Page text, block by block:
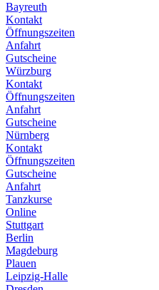
Bayreuth
Kontakt
Öffnungszeiten
Anfahrt
Gutscheine
Würzburg
Kontakt
Öffnungszeiten
Anfahrt
Gutscheine
Nürnberg
Kontakt
Öffnungszeiten
Gutscheine
Anfahrt
Tanzkurse
Online
Stuttgart
Berlin
Magdeburg
Plauen
Leipzig-Halle